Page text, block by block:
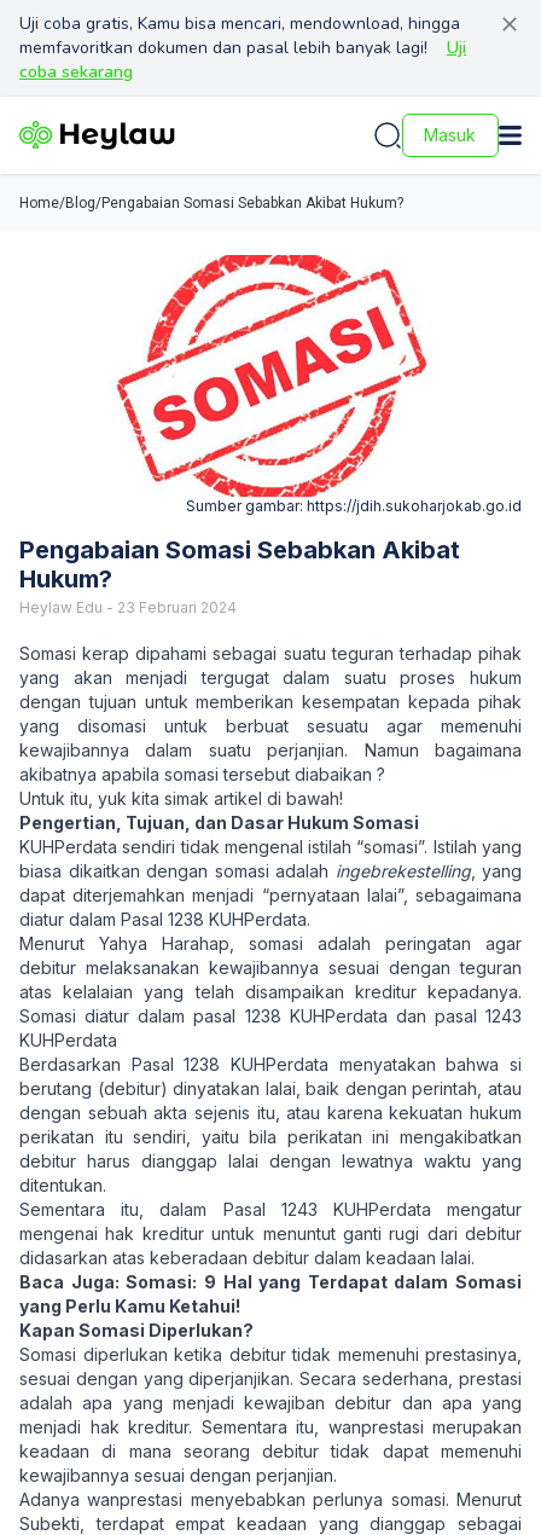
Uji coba gratis, Kamu bisa mencari, mendownload, hingga
memfavoritkan dokumen dan pasal lebih banyak lagi!
Uji
coba sekarang
Masuk
Home/Blog/Pengabaian Somasi Sebabkan Akibat Hukum?
Sumber gambar: https://jdih.sukoharjokab.go.id
Pengabaian Somasi Sebabkan Akibat
Hukum?
Heylaw Edu - 23 Februari 2024
Somasi kerap dipahami sebagai suatu teguran terhadap pihak
yang akan menjadi tergugat dalam suatu proses hukum
dengan tujuan untuk memberikan kesempatan kepada pihak
yang disomasi untuk berbuat sesuatu agar memenuhi
kewajibannya dalam suatu perjanjian. Namun bagaimana
akibatnya apabila somasi tersebut diabaikan ?
Untuk itu, yuk kita simak artikel di bawah!
Pengertian, Tujuan, dan Dasar Hukum Somasi
KUHPerdata sendiri tidak mengenal istilah “somasi”. Istilah yang
biasa dikaitkan dengan somasi adalah ingebrekestelling, yang
dapat diterjemahkan menjadi “pernyataan lalai”, sebagaimana
diatur dalam Pasal 1238 KUHPerdata.
Menurut Yahya Harahap, somasi adalah peringatan agar
debitur melaksanakan kewajibannya sesuai dengan teguran
atas kelalaian yang telah disampaikan kreditur kepadanya.
Somasi diatur dalam pasal 1238 KUHPerdata dan pasal 1243
KUHPerdata
Berdasarkan Pasal 1238 KUHPerdata menyatakan bahwa si
berutang (debitur) dinyatakan lalai, baik dengan perintah, atau
dengan sebuah akta sejenis itu, atau karena kekuatan hukum
perikatan itu sendiri, yaitu bila perikatan ini mengakibatkan
debitur harus dianggap lalai dengan lewatnya waktu yang
ditentukan.
Sementara itu, dalam Pasal 1243 KUHPerdata mengatur
mengenai hak kreditur untuk menuntut ganti rugi dari debitur
didasarkan atas keberadaan debitur dalam keadaan lalai.
Baca Juga:Somasi: 9 Hal yang Terdapat dalam Somasi
yang Perlu Kamu Ketahui!
Kapan Somasi Diperlukan?
Somasi diperlukan ketika debitur tidak memenuhi prestasinya,
sesuai dengan yang diperjanjikan. Secara sederhana, prestasi
adalah apa yang menjadi kewajiban debitur dan apa yang
menjadi hak kreditur. Sementara itu, wanprestasi merupakan
keadaan di mana seorang debitur tidak dapat memenuhi
kewajibannya sesuai dengan perjanjian.
Adanya wanprestasi menyebabkan perlunya somasi. Menurut
Subekti, terdapat empat keadaan yang dianggap sebagai